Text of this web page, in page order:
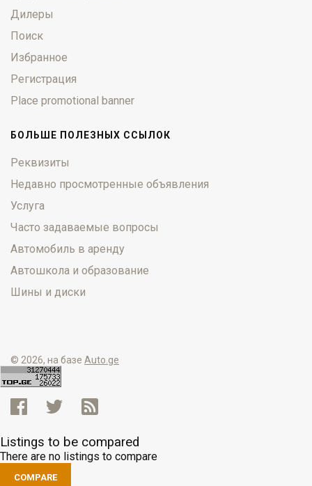
Дилеры
Поиск
Избранное
Регистрация
Place promotional banner
БОЛЬШЕ ПОЛЕЗНЫХ ССЫЛОК
Реквизиты
Недавно просмотренные объявления
Услуга
Часто задаваемые вопросы
Автомобиль в аренду
Автошкола и образование
Шины и диски
© 2026, на базе Auto.ge
Listings to be compared
There are no listings to compare
COMPARE